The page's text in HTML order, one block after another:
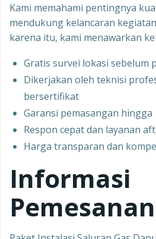
Kami memahami pentingnya
mendukung kelancaran
karena itu, kami menawarkan
Gratis survei lokasi sebelum
Dikerjakan oleh teknisi
bersertifikat
Garansi pemasangan hingga
Respon cepat dan layanan
Harga transparan dan
Informasi
Pemesanan